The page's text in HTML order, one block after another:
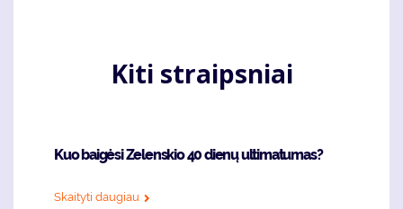
Kiti straipsniai
Kuo baigėsi Zelenskio 40 dienų ultimatumas?
Skaityti daugiau